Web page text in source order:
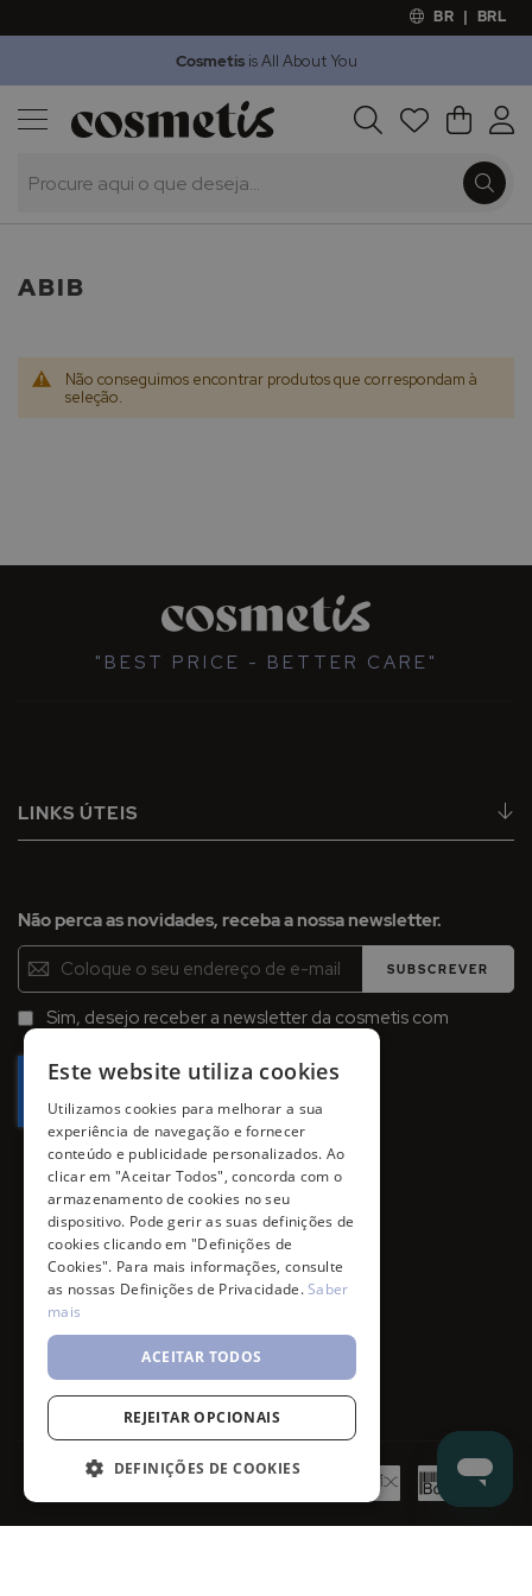
BR | BRL
Cosmetisis All About You
Procura O Meu
Outlet
ABIB
Não conseguimos encontrar produtos que correspondam à
seleção.
"BEST PRICE - BETTER CARE"
LINKS ÚTEIS
Não perca as novidades, receba a nossa newsletter.
Inscreva-
se
na
Newsletter:
SUBSCREVER
Sim, desejo receber a newsletter da cosmetis com
Este website utiliza cookies
Utilizamos cookies para melhorar a sua
experiência de navegação e fornecer
conteúdo e publicidade personalizados. Ao
clicar em "Aceitar Todos", concorda com o
armazenamento de cookies no seu
dispositivo. Pode gerir as suas definições de
cookies clicando em "Definições de
Cookies". Para mais informações, consulte
as nossas Definições de Privacidade.Saber
mais
ACEITAR TODOS
REJEITAR OPCIONAIS
DEFINIÇÕES DE COOKIES